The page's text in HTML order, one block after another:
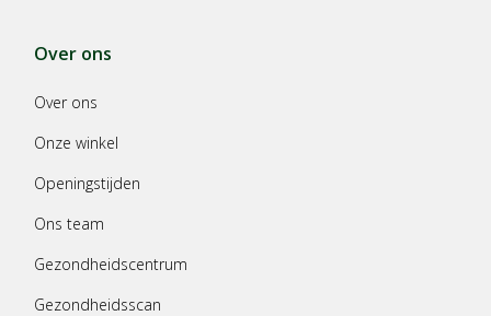
Over ons
Over ons
Onze winkel
Openingstijden
Ons team
Gezondheidscentrum
Gezondheidsscan